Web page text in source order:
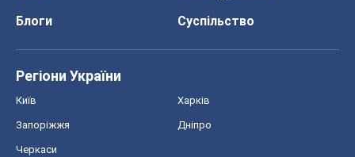
Блоги
Суспільство
Регіони України
Київ Харків
Запоріжжя Дніпро
Черкаси